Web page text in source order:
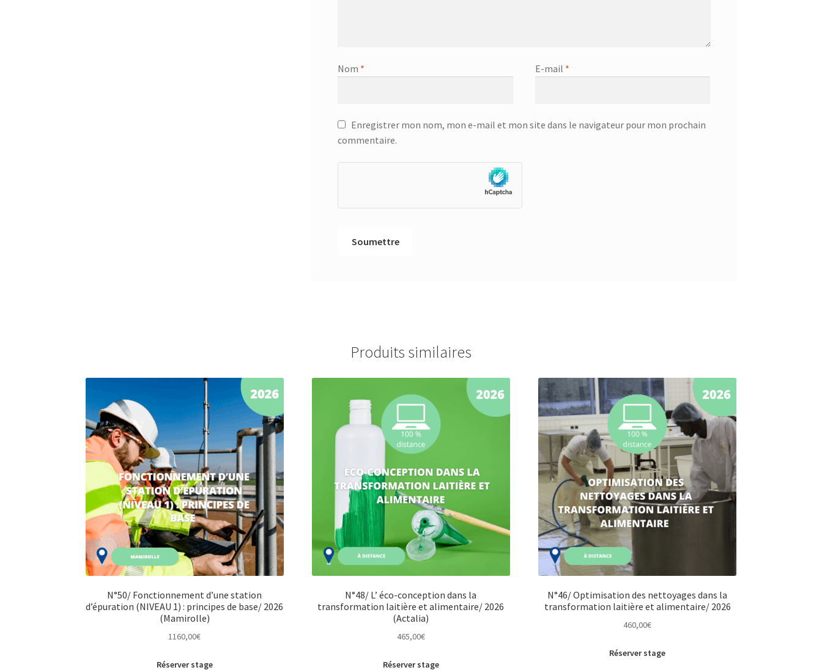
Nom * E-mail *
Enregistrer mon nom, mon e-mail et mon site dans le navigateur pour mon prochain
commentaire.
Produits similaires
N°50/ Fonctionnement d’une station
d’épuration (NIVEAU 1) : principes de base/ 2026
(Mamirolle)
1160,00€
Réserver stage
N°48/ L’ éco-conception dans la
transformation laitière et alimentaire/ 2026
(Actalia)
465,00€
Réserver stage
N°46/ Optimisation des nettoyages dans la
transformation laitière et alimentaire/ 2026
460,00€
Réserver stage